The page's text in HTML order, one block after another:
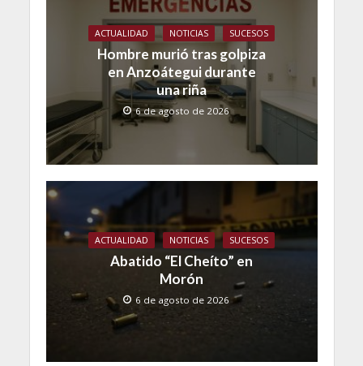
ACTUALIDAD NOTICIAS SUCESOS
Hombre murió tras golpiza
en Anzoátegui durante
una riña
6 de agosto de 2026
ACTUALIDAD NOTICIAS SUCESOS
Abatido “El Cheíto” en
Morón
6 de agosto de 2026